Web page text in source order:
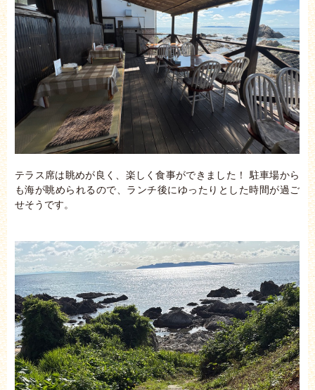
テラス席は眺めが良く、楽しく食事ができました！ 駐車場から
も海が眺められるので、ランチ後にゆったりとした時間が過ご
せそうです。